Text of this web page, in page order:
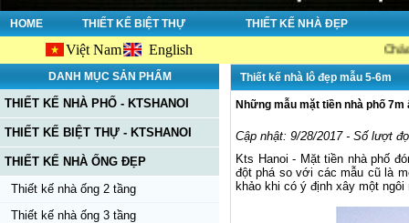
HOME THIẾT KẾ BIỆT THỰ THIẾT KẾ NHÀ ĐẸP
Việt Nam English Chào mừng
DANH MỤC SẢN PHẨM
THIẾT KẾ NHÀ PHỐ - KTSHANOI
THIẾT KẾ BIỆT THỰ - KTSHANOI
THIẾT KẾ NHÀ ỐNG ĐẸP
Thiết kế nhà ống 2 tầng
Thiết kế nhà ống 3 tầng
Thiết kế nhà lô đẹp mẫu 5-6m
Những mẫu mặt tiền nhà phố
Cập nhật: 9/28/2017 - Số lượt
Kts Hanoi - Mặt tiền nhà phố
đột phá so với các mẫu cũ là
khảo khi có ý định xây một